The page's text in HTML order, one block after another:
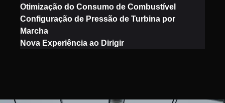
Otimização do Consumo de Combustível
Configuração de Pressão de Turbina por
Marcha
Nova Experiência ao Dirigir